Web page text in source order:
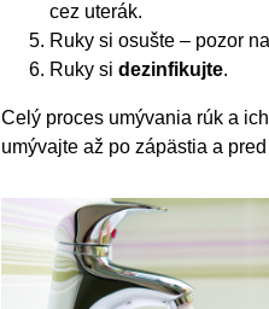
cez uterák.
Ruky si osušte – pozor
Ruky si dezinfikujte.
Celý proces umývania rúk a
umývajte až po zápästia a